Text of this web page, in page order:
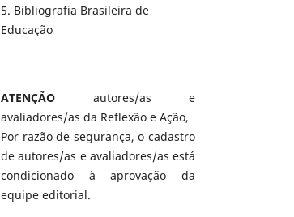
5. Bibliografia Brasileira de
Educação
ATENÇÃO autores/as e
avaliadores/as da Reflexão e Ação,
Por razão de segurança, o cadastro
de autores/as e avaliadores/as está
condicionado à aprovação da
equipe editorial.